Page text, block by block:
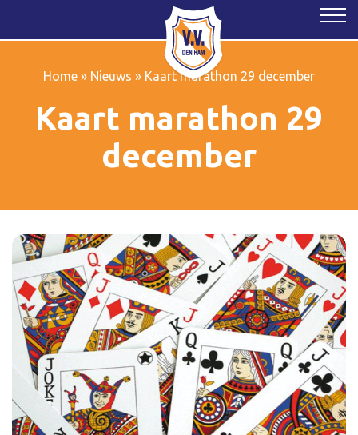
Home» Nieuws » Kaart marathon 29 december
Kaart marathon 29
december